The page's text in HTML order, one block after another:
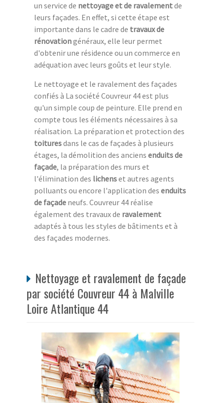
un service de nettoyage et de ravalementde
leurs façades. En effet, si cette étape est
importante dans le cadre de travaux de
rénovationgénéraux, elle leur permet
d'obtenir une résidence ou un commerce en
adéquation avec leurs goûts et leur style.
Le nettoyage et le ravalement des façades
confiés à La société Couvreur 44 est plus
qu'un simple coup de peinture. Elle prend en
compte tous les éléments nécessaires à sa
réalisation. La préparation et protection des
toituresdans le cas de façades à plusieurs
étages, la démolition des anciens enduits de
façade, la préparation des murs et
l'élimination des lichenset autres agents
polluants ou encore l'application des enduits
de façade neufs. Couvreur 44 réalise
également des travaux de ravalement
adaptés à tous les styles de bâtiments et à
des façades modernes.
Nettoyage et ravalement de façade
par société Couvreur 44 à Malville
Loire Atlantique 44